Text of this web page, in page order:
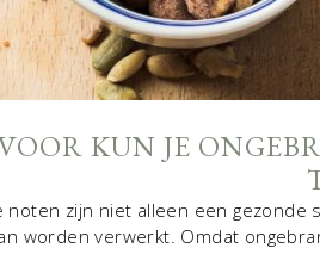
KUN JE
noten zijn niet alleen een gezonde
worden verwerkt. Omdat